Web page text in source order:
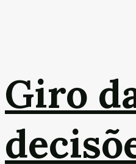
Giro